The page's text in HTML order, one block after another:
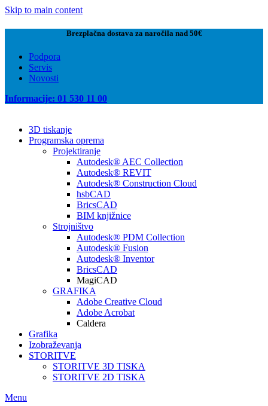
Skip to main content
Brezplačna dostava za naročila nad 50€
Podpora
Servis
Novosti
Informacije: 01 530 11 00
3D tiskanje
Programska oprema
Projektiranje
Autodesk® AEC Collection
Autodesk® REVIT
Autodesk® Construction Cloud
hsbCAD
BricsCAD
BIM knjižnice
Strojništvo
Autodesk® PDM Collection
Autodesk® Fusion
Autodesk® Inventor
BricsCAD
MagiCAD
GRAFIKA
Adobe Creative Cloud
Adobe Acrobat
Caldera
Grafika
Izobraževanja
STORITVE
STORITVE 3D TISKA
STORITVE 2D TISKA
Menu